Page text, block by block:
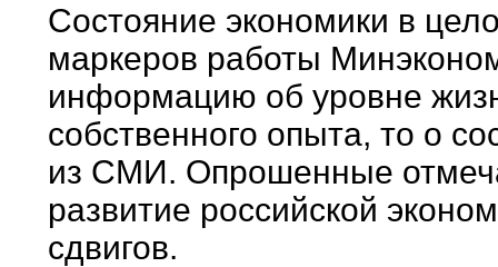
Состояние экономики в
маркеров работы
информацию об уровне
собственного опыта, то о
из СМИ. Опрошенные
развитие российской
сдвигов.